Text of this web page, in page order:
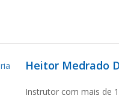
Heitor Medrado
Instrutor com mais de